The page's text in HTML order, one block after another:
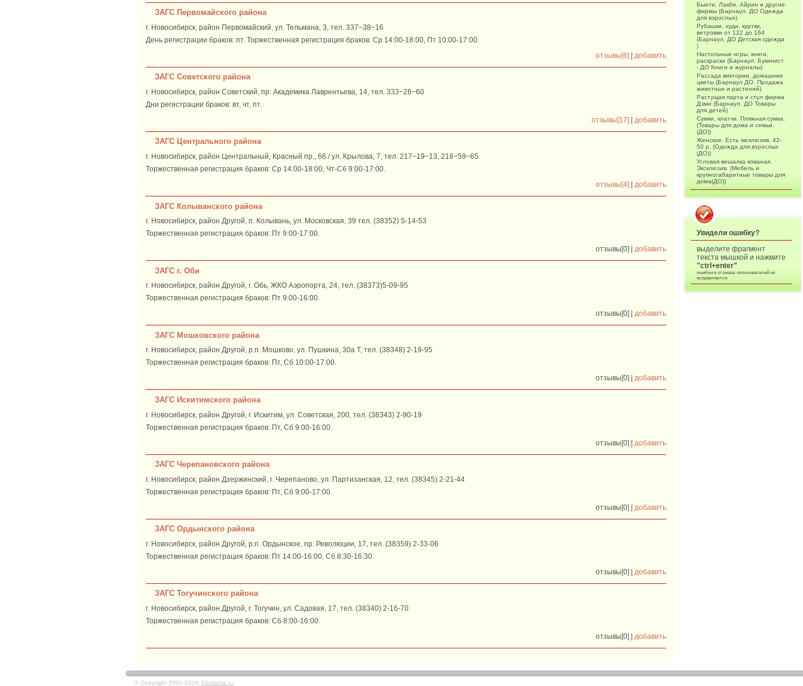
ЗАГС Первомайского района
г. Новосибирск, район Первомайский, ул. Тельмана, 3, тел. 337−38−16
День регистрации браков: пт. Торжественная регистрация браков: Ср 14:00-18:00, Пт 10:00-17:00.
отзывы[6] | добавить
ЗАГС Советского района
г. Новосибирск, район Советский, пр. Академика Лаврентьева, 14, тел. 333−26−60
Дни регистрации браков: вт, чт, пт.
отзывы[17] | добавить
ЗАГС Центрального района
г. Новосибирск, район Центральный, Красный пр., 66 / ул. Крылова, 7, тел. 217−19−13, 218−59−65
Торжественная регистрация браков: Ср 14:00-18:00, Чт-Сб 9:00-17:00.
отзывы[4]
добавить
ЗАГС Колыванского района
г. Новосибирск, район Другой, п. Колывань, ул. Московская, 39 тел. (38352) 5-14-53
Торжественная регистрация браков: Пт 9:00-17:00.
отзывы[0] | добавить
ЗАГС г. Оби
г. Новосибирск, район Другой, г. Обь, ЖКО Аэропорта, 24, тел. (38373)5-09-95
Торжественная регистрация браков: Пт 9:00-16:00.
отзывы[0] | добавить
ЗАГС Мошковского района
г. Новосибирск, район Другой, р.п. Мошково, ул. Пушкина, 30а Т, тел. (38348) 2-19-95
Торжественная регистрация браков: Пт, Сб 10:00-17:00.
отзывы[0] | добавить
ЗАГС Искитимского района
г. Новосибирск, район Другой, г. Искитим, ул. Советская, 200, тел. (38343) 2-90-19
Торжественная регистрация браков: Пт, Сб 9:00-16:00.
отзывы[0] | добавить
ЗАГС Черепановского района
г. Новосибирск, район Дзержинский, г. Черепаново, ул. Партизанская, 12, тел. (38345) 2-21-44
Торжественная регистрация браков: Пт, Сб 9:00-17:00.
отзывы[0] | добавить
ЗАГС Ордынского района
г. Новосибирск, район Другой, р.п. Ордынское, пр. Революции, 17, тел. (38359) 2-33-06
Торжественная регистрация браков: Пт 14:00-16:00, Сб 8:30-16:30.
отзывы[0] | добавить
ЗАГС Тогучинского района
г. Новосибирск, район Другой, г. Тогучин, ул. Садовая, 17, тел. (38340) 2-16-70
Торжественная регистрация браков: Сб 8:00-16:00.
отзывы[0] | добавить
Бьюти, Лакби, Айрин и другие
фирмы (Барнаул. ДО Одежда
для взрослых)
Рубашки, худи, куртки,
ветровки от 122 до 164
(Барнаул. ДО Детская одежда
)
Настольные игры, книги,
раскраски (Барнаул. Букинист
- ДО Книги и журналы)
Рассада виктории, домашние
цветы (Барнаул ДО. Продажа
животных и растений)
Растущая парта и стул фирма
Дэми (Барнаул. ДО Товары
для детей)
Сумки, клатчи. Пляжная сумка.
(Товары для дома и семьи.
(ДО))
Женское. Есть эксклюзив. 42-
50 р. (Одежда для взрослых
(ДО))
Угловая вешалка кованая.
Эксклюзив. (Мебель и
крупногабаритные товары для
дома(ДО))
Увидели ошибку?
выделите фрагмент
текста мышкой и нажмите
"ctrl+enter"
ошибки в отзывах пользователей не
исправляются
© Copyright 2001-2026 Sibmama.ru